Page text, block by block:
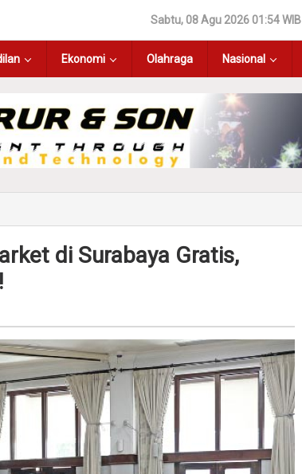
Sabtu, 08 Agu 2026 01:54 WIB
Ekonomi Olahraga Nasional
di Surabaya Gratis,